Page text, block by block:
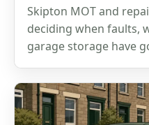
Skipton MOT and
deciding when faults,
garage storage have